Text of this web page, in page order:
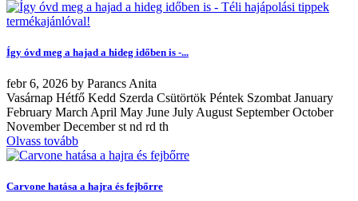
Így óvd meg a hajad a hideg időben is -...
febr6, 2026 by Parancs Anita
Vasárnap Hétfő Kedd Szerda Csütörtök Péntek Szombat January
February March April May June July August September October
November December st nd rd th
Olvass tovább
Carvone hatása a hajra és fejbőrre